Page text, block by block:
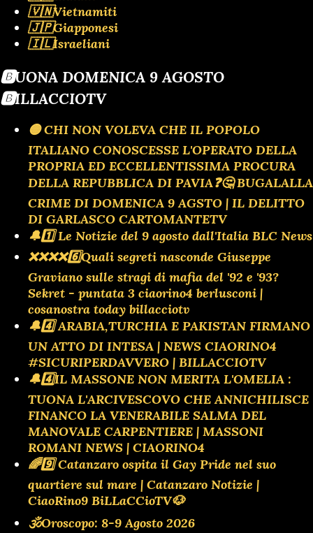
🇻🇳Vietnamiti
🇯🇵Giapponesi
🇮🇱Israeliani
🅱️UONA DOMENICA 9 AGOSTO
🅱️ILLACCIOTV
🟡 CHI NON VOLEVA CHE IL POPOLO
ITALIANO CONOSCESSE L'OPERATO DELLA
PROPRIA ED ECCELLENTISSIMA PROCURA
DELLA REPUBBLICA DI PAVIA❓️🤔 BUGALALLA
CRIME DI DOMENICA 9 AGSTO | IL DELITTO
DI GARLASCO CARTOMANTETV
🔔1️⃣ Le Notizie del 9 agosto dall'Italia BLC News
❌️❌️❌️❌️6️⃣Quali segreti nasconde Giuseppe
Graviano sulle stragi di mafia del '92 e '93?
Sekret - puntata 3 ciaorino4 berlusconi |
cosanostra today billacciotv
🔔4️⃣ ARABIA,TURCHIA E PAKISTAN FIRMANO
UN ATTO DI INTESA | NEWS CIAORINO4
#SICURIPERDAVVERO | BILLACCIOTV
🔔4️⃣IL MASSONE NON MERITA L'OMELIA :
TUONA L'ARCIVESCOVO CHE ANNICHILISCE
FINANCO LA VENERABILE SALMA DEL
MANOVALE CARPENTIERE | MASSONI
ROMANI NEWS | CIAORINO4
🌈9️⃣ Catanzaro ospita il Gay Pride nel suo
quartiere sul mare | Catanzaro Notizie |
CiaoRino9 BiLLaCCioTV🐶
🕉Oroscopo: 8-9 Agosto 2026